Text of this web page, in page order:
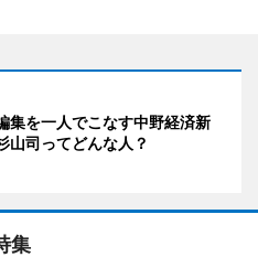
集を一人でこなす中野経済新
山司ってどんな人？
集